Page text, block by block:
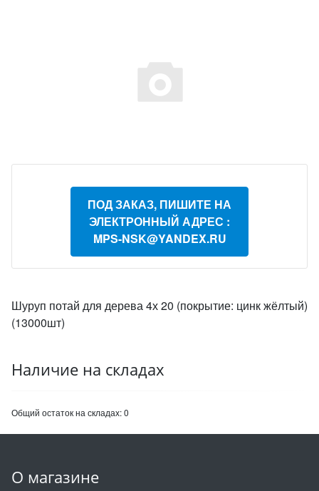
ПОД ЗАКАЗ, ПИШИТЕ НА
ЭЛЕКТРОННЫЙ АДРЕС :
MPS-NSK@YANDEX.RU
Шуруп потай для дерева 4х 20 (покрытие: цинк жёлтый)
(13000шт)
Наличие на складах
Общий остаток на складах:0
О магазине